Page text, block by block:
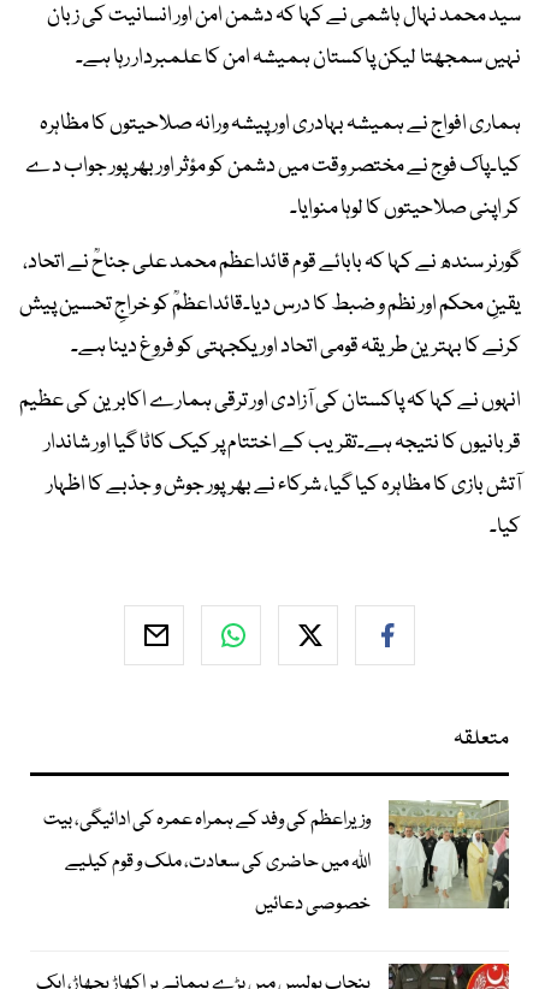
سید محمد نہال ہاشمی نے کہا کہ دشمن امن اور انسانیت کی زبان
نہیں سمجھتا لیکن پاکستان ہمیشہ امن کا علمبردار رہا ہے۔
ہماری افواج نے ہمیشہ بہادری اور پیشہ ورانہ صلاحیتوں کا مظاہرہ
کیا۔پاک فوج نے مختصر وقت میں دشمن کو مؤثر اور بھرپور جواب دے
کر اپنی صلاحیتوں کا لوہا منوایا۔
گورنر سندھ نے کہا کہ بابائے قوم قائداعظم محمد علی جناحؒ نے اتحاد،
یقینِ محکم اور نظم و ضبط کا درس دیا۔قائداعظمؒ کو خراجِ تحسین پیش
کرنے کا بہترین طریقہ قومی اتحاد اور یکجہتی کو فروغ دینا ہے۔
انہوں نے کہا کہ پاکستان کی آزادی اور ترقی ہمارے اکابرین کی عظیم
قربانیوں کا نتیجہ ہے۔تقریب کے اختتام پر کیک کاٹا گیا اور شاندار
آتش بازی کا مظاہرہ کیا گیا، شرکاء نے بھرپور جوش و جذبے کا اظہار
کیا۔
متعلقہ
وزیراعظم کی وفد کے ہمراہ عمرہ کی ادائیگی، بیت
اللہ میں حاضری کی سعادت، ملک و قوم کیلیے
خصوصی دعائیں